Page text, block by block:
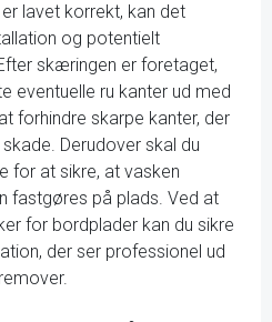
lavet korrekt, kan det
og potentielt
skæringen er foretaget,
eventuelle ru kanter ud med
forhindre skarpe kanter, der
Derudover skal du
for at sikre, at vasken
fastgøres på plads. Ved at
for bordplader kan du sikre
der ser professionel ud